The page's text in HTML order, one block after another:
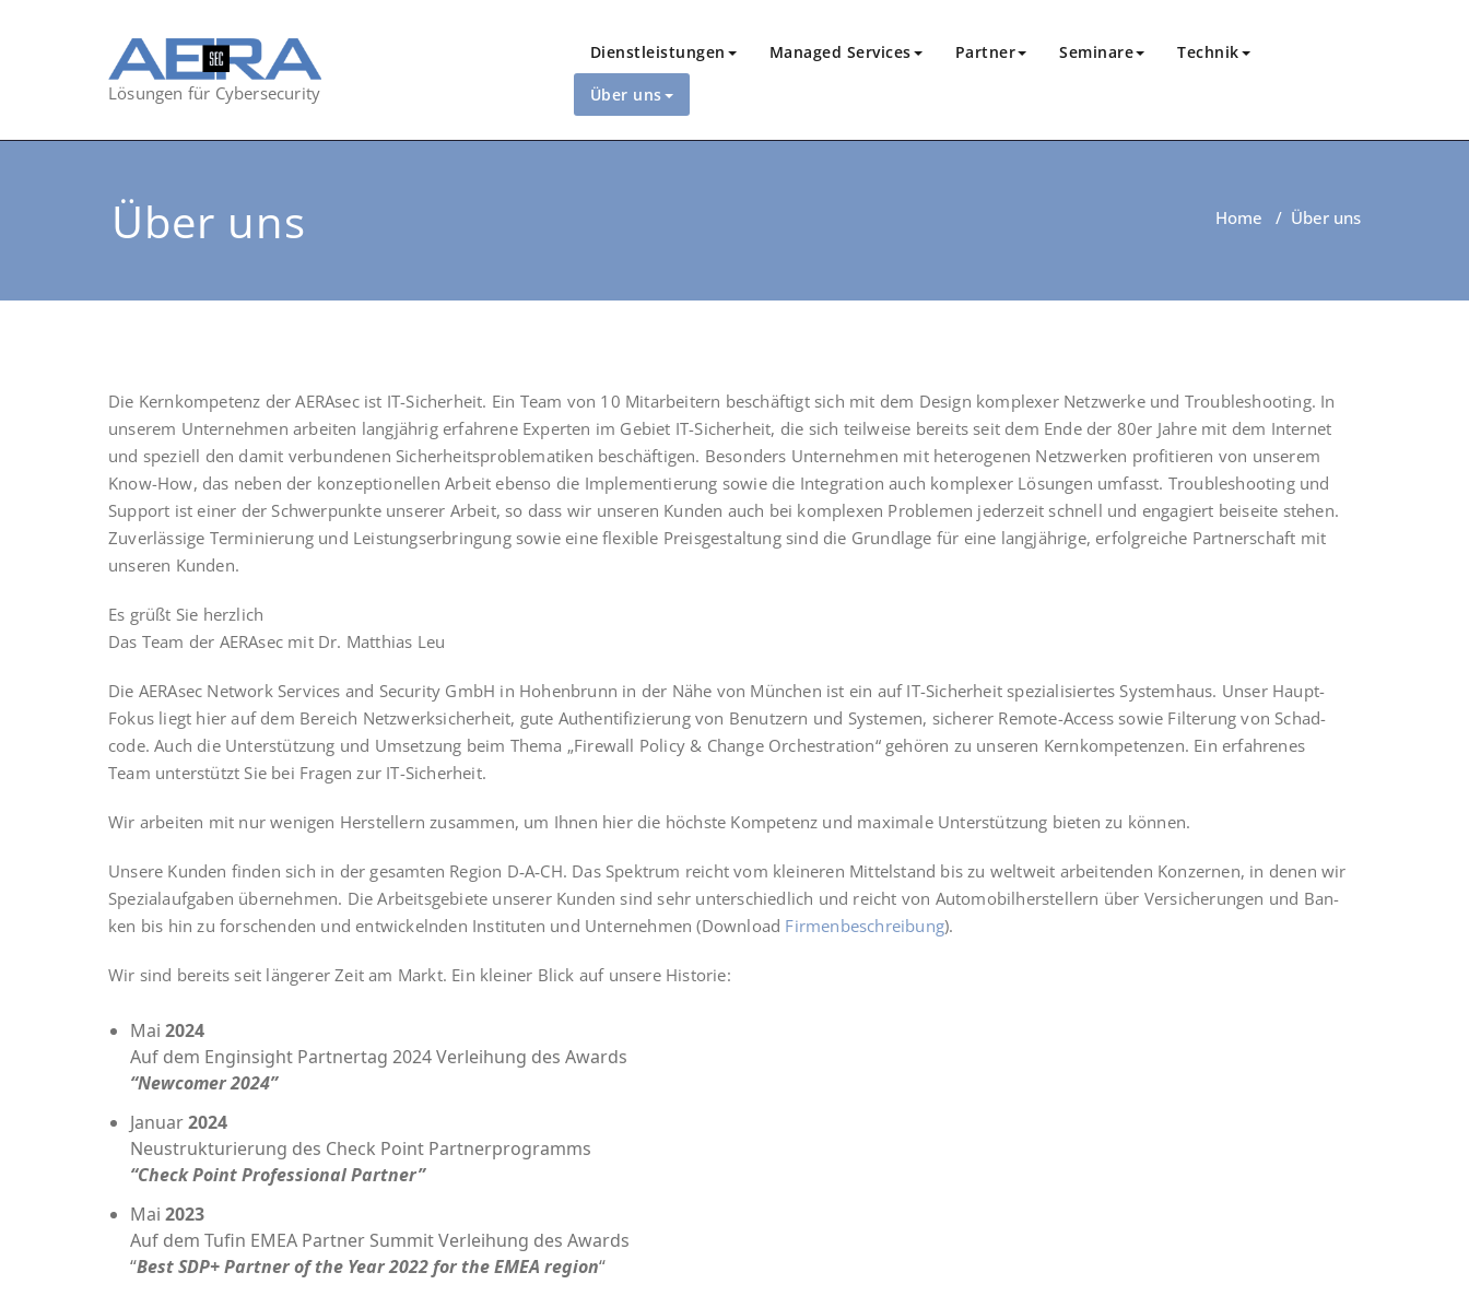
Lösungen für Cybersecurity
Dienstleistungen Managed Services Partner Seminare Technik
Über uns
Über uns Home / Über uns
Die Kern­kom­pe­tenz der AER­Asec ist IT-Sicher­heit. Ein Team von 10 Mit­ar­bei­tern beschäf­tigt sich mit dem Design kom­ple­xer Netz­wer­ke und Trou­ble­shoo­ting. In
unse­rem Unter­neh­men arbei­ten lang­jäh­rig erfah­re­ne Exper­ten im Gebiet IT-Sicher­heit, die sich teil­wei­se bereits seit dem Ende der 80er Jah­re mit dem Inter­net
und spe­zi­ell den damit ver­bun­de­nen Sicher­heits­pro­ble­ma­ti­ken beschäf­ti­gen. Beson­ders Unter­neh­men mit hete­ro­ge­nen Netz­wer­ken pro­fi­tie­ren von unse­rem
Know-How, das neben der kon­zep­tio­nel­len Arbeit eben­so die Imple­men­tie­rung sowie die Inte­gra­ti­on auch kom­ple­xer Lösun­gen umfasst. Trou­ble­shoo­ting und
Sup­port ist einer der Schwer­punk­te unse­rer Arbeit, so dass wir unse­ren Kun­den auch bei kom­ple­xen Pro­ble­men jeder­zeit schnell und enga­giert bei­sei­te ste­hen.
Zuver­läs­si­ge Ter­mi­nie­rung und Leis­tungs­er­brin­gung sowie eine fle­xi­ble Preis­ge­stal­tung sind die Grund­la­ge für eine lang­jäh­ri­ge, erfolg­rei­che Part­ner­schaft mit
unse­ren Kunden.
Es grüßt Sie herz­lich
Das Team der AER­Asec mit Dr. Mat­thi­as Leu
Die AER­Asec Net­work Ser­vices and Secu­ri­ty GmbH in Hohen­brunn in der Nähe von Mün­chen ist ein auf IT-Sicher­heit spe­zia­li­sier­tes Sys­tem­haus. Unser Haupt-
Fokus liegt hier auf dem Bereich Netz­werk­si­cher­heit, gute Authen­ti­fi­zie­rung von Benut­zern und Sys­te­men, siche­rer Remo­te-Access sowie Fil­te­rung von Schad­
code. Auch die Unter­stüt­zung und Umset­zung beim The­ma „Fire­wall Poli­cy & Chan­ge Orchestra­ti­on“ gehö­ren zu unse­ren Kern­kom­pe­ten­zen. Ein erfah­re­nes
Team unter­stützt Sie bei Fra­gen zur IT-Sicherheit.
Wir arbei­ten mit nur weni­gen Her­stel­lern zusam­men, um Ihnen hier die höchs­te Kom­pe­tenz und maxi­ma­le Unter­stüt­zung bie­ten zu können.
Unse­re Kun­den fin­den sich in der gesam­ten Regi­on D‑A‑CH. Das Spek­trum reicht vom klei­ne­ren Mit­tel­stand bis zu welt­weit arbei­ten­den Kon­zer­nen, in denen wir
Spe­zi­al­auf­ga­ben über­neh­men. Die Arbeits­ge­bie­te unse­rer Kun­den sind sehr unter­schied­lich und reicht von Auto­mo­bil­her­stel­lern über Ver­si­che­run­gen und Ban­
ken bis hin zu for­schen­den und ent­wi­ckeln­den Insti­tu­ten und Unter­neh­men (Down­load Fir­men­be­schrei­bung).
Wir sind bereits seit län­ge­rer Zeit am Markt. Ein klei­ner Blick auf unse­re Historie:
Mai 2024
Auf dem Engin­sight Part­ner­tag 2024 Ver­lei­hung des Awards
“New­co­mer 2024”
Janu­ar2024
Neu­struk­tu­rie­rung des Check Point Part­ner­pro­gramms
“Check Point Pro­fes­sio­nal Partner”
Mai 2023
Auf dem Tufin EMEA Part­ner Sum­mit Ver­lei­hung des Awards
“Best SDP+ Part­ner of the Year 2022 for the EMEA regi­on“